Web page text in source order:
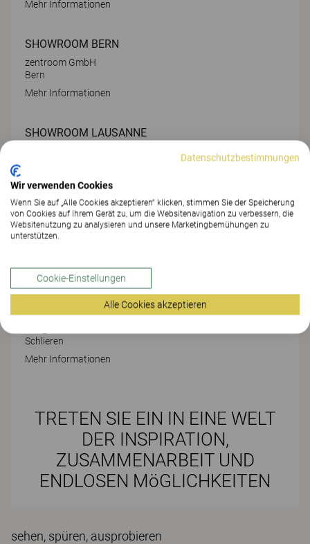
Mehr Informationen
SHOWROOM BERN
zentroom GmbH
Bern
Mehr Informationen
SHOWROOM LAUSANNE
Mehr Informationen
SHOWROOM NEUCHÂTEL
Place Numa Droz 2
Mehr Informationen
SHOWROOM SCHLIEREN
Schlieren
Mehr Informationen
TRETEN SIE EIN IN EINE WELT
DER INSPIRATION,
ZUSAMMENARBEIT UND
ENDLOSEN MöGLICHKEITEN
sehen, spüren, ausprobieren
Datenschutzbestimmungen
Wir verwenden Cookies
Wenn Sie auf „Alle Cookies akzeptieren“ klicken, stimmen Sie der Speicherung
von Cookies auf Ihrem Gerät zu, um die Websitenavigation zu verbessern, die
Websitenutzung zu analysieren und unsere Marketingbemühungen zu
unterstützen.
Cookie-Einstellungen
Alle Cookies akzeptieren